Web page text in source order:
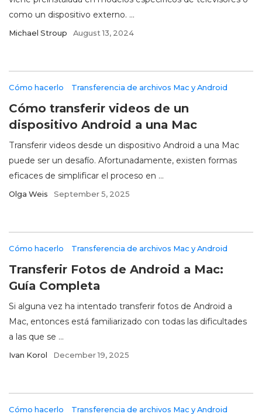
como un dispositivo externo. ...
Michael Stroup August 13, 2024
Cómo hacerlo Transferencia de archivos Mac y Android
Cómo transferir videos de un
dispositivo Android a una Mac
Transferir videos desde un dispositivo Android a una Mac
puede ser un desafío. Afortunadamente, existen formas
eficaces de simplificar el proceso en ...
Olga Weis September 5, 2025
Cómo hacerlo Transferencia de archivos Mac y Android
Transferir Fotos de Android a Mac:
Guía Completa
Si alguna vez ha intentado transferir fotos de Android a
Mac, entonces está familiarizado con todas las dificultades
a las que se ...
Ivan Korol December 19, 2025
Cómo hacerlo Transferencia de archivos Mac y Android